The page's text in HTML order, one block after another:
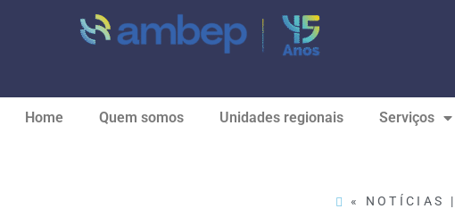
Home Quem somos Unidades regionais Serviços
« NOTÍCIAS |